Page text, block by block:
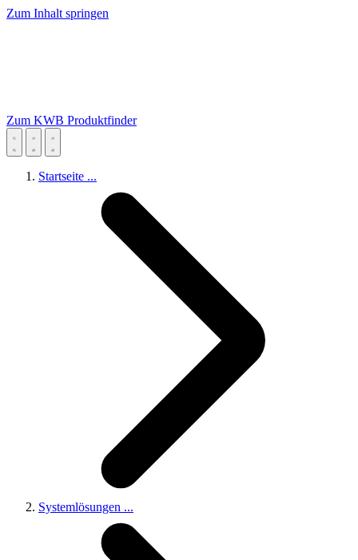
Zum Inhalt springen
Zum KWB Produktfinder
Startseite ...
Systemlösungen ...